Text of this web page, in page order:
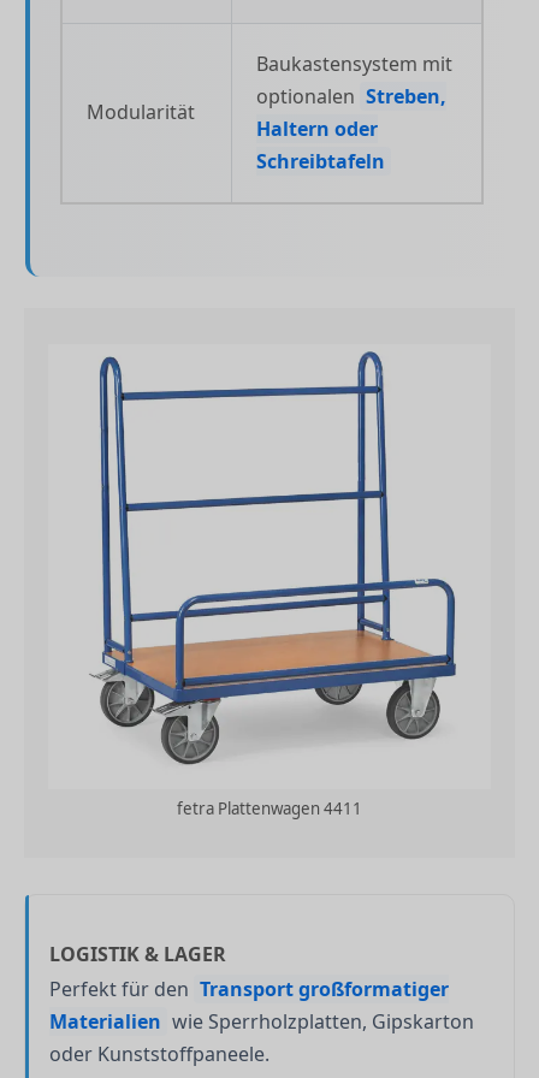
Modularität
Baukastensystem mit
optionalen Streben,
Haltern oder
Schreibtafeln
fetra Plattenwagen 4411
LOGISTIK & LAGER
Perfekt für den Transport großformatiger
Materialien wie Sperrholzplatten, Gipskarton
oder Kunststoffpaneele.